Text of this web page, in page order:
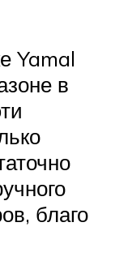
Yamal
в
благо